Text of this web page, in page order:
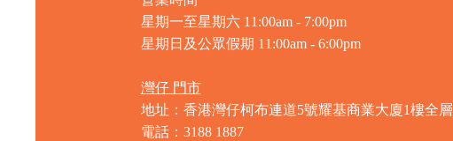
星期一至星期六 11:00am - 7:00pm
星期日及公眾假期 11:00am - 6:00pm
灣仔 門市
地址：香港灣仔柯布連道5號耀基商業大廈1樓全層
電話：3188 1887